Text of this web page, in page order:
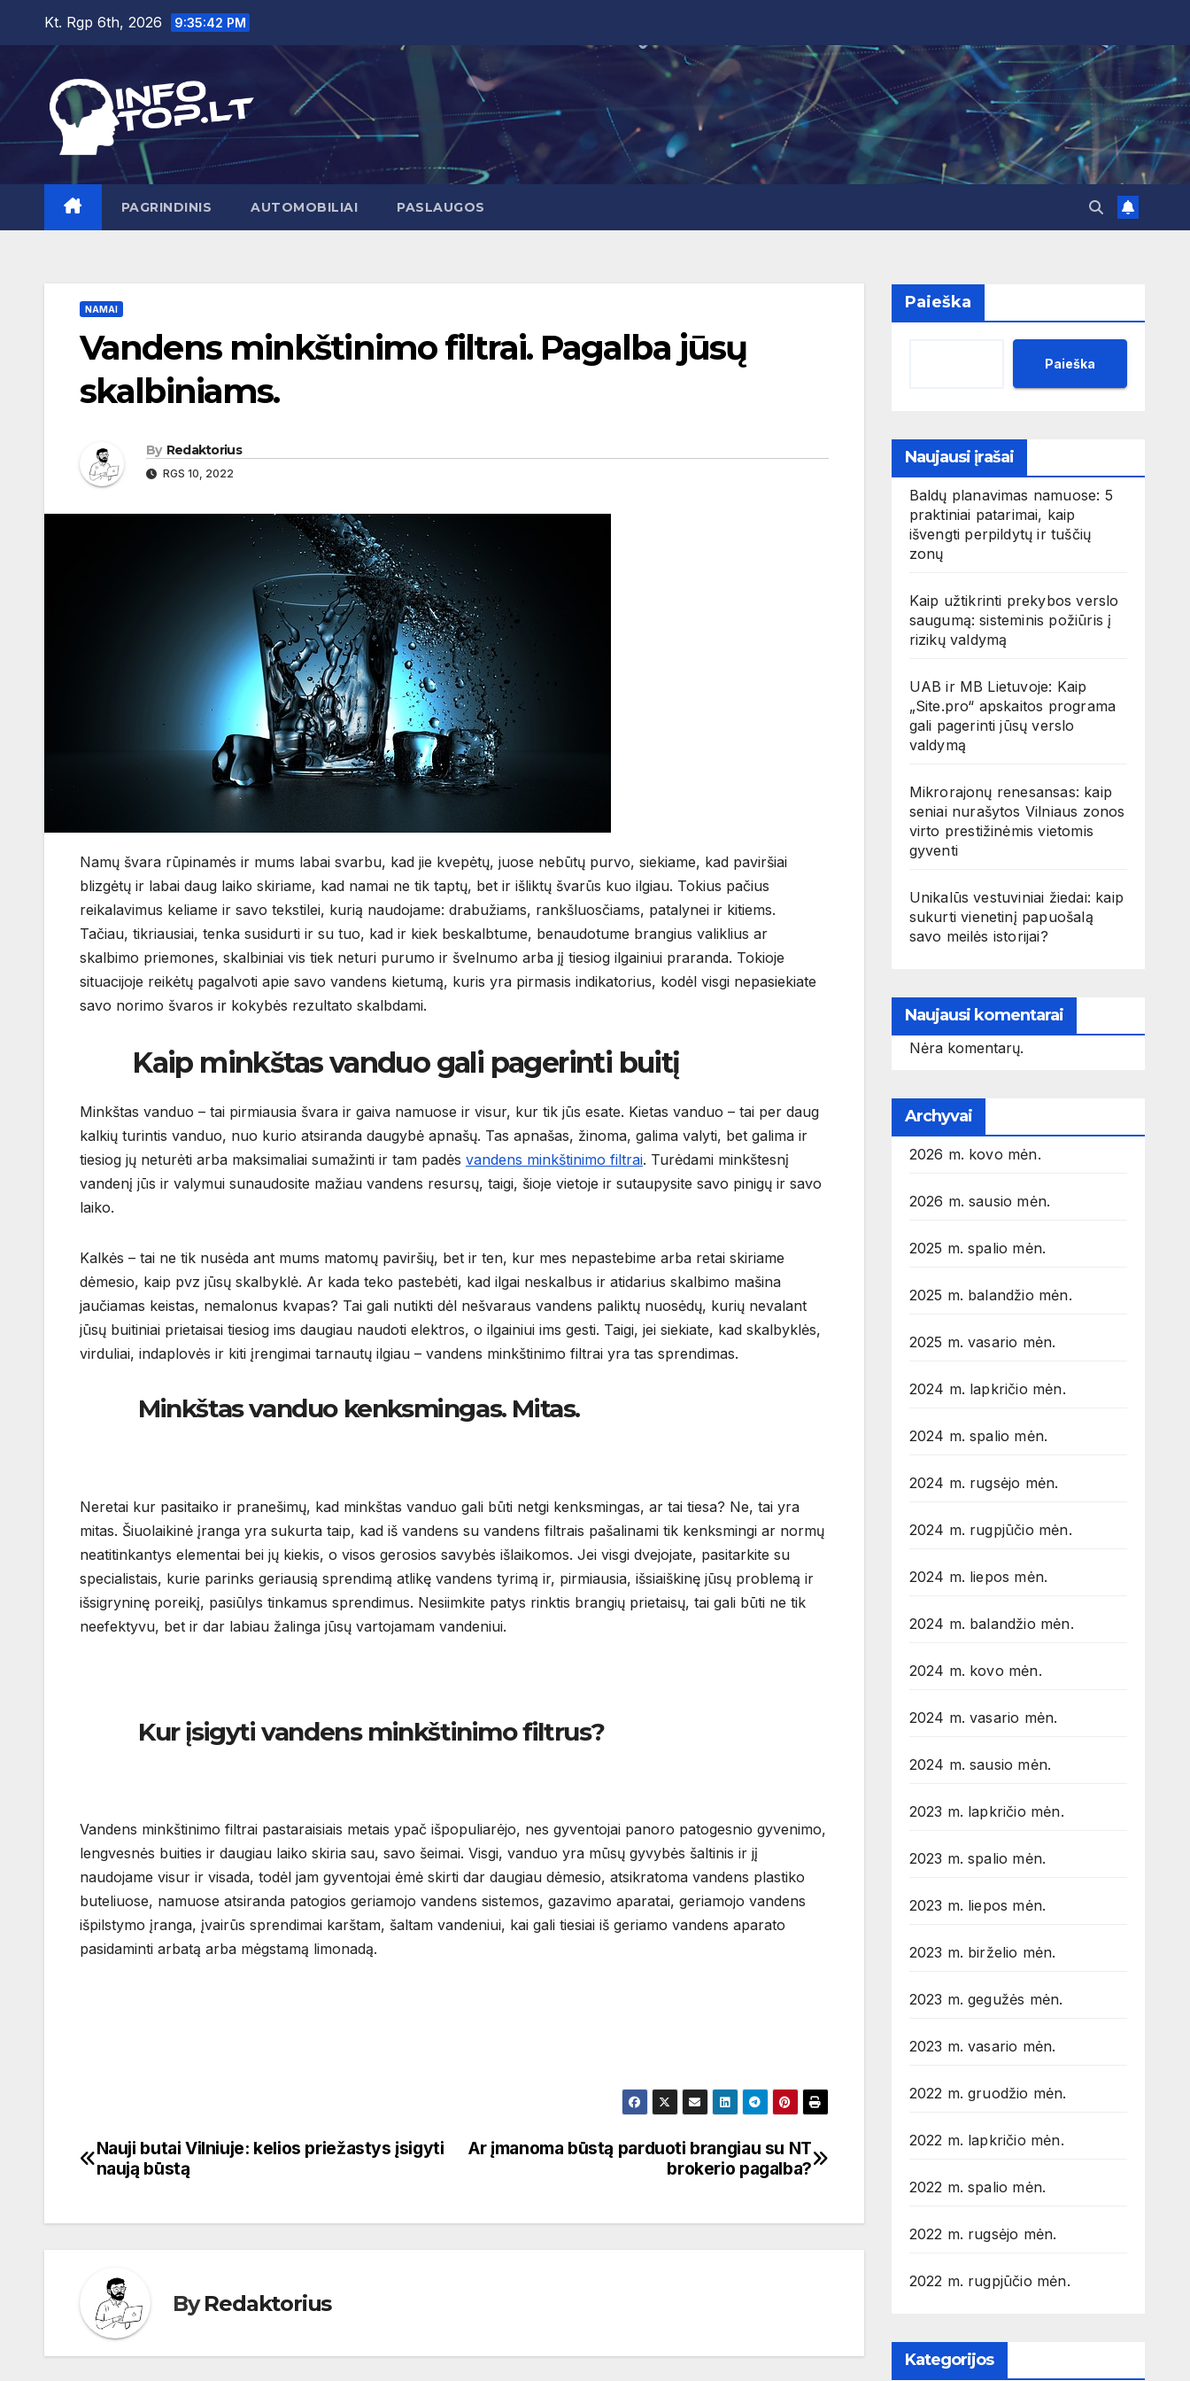
content
Kt. Rgp 6th, 2026 9:35:43 PM
PAGRINDINIS AUTOMOBILIAI PASLAUGOS
NAMAI
Vandens minkštinimo filtrai. Pagalba jūsų
skalbiniams.
By Redaktorius
RGS 10, 2022
Namų švara rūpinamės ir mums labai svarbu, kad jie kvepėtų, juose nebūtų purvo, siekiame, kad paviršiai
blizgėtų ir labai daug laiko skiriame, kad namai ne tik taptų, bet ir išliktų švarūs kuo ilgiau. Tokius pačius
reikalavimus keliame ir savo tekstilei, kurią naudojame: drabužiams, rankšluosčiams, patalynei ir kitiems.
Tačiau, tikriausiai, tenka susidurti ir su tuo, kad ir kiek beskalbtume, benaudotume brangius valiklius ar
skalbimo priemones, skalbiniai vis tiek neturi purumo ir švelnumo arba jį tiesiog ilgainiui praranda. Tokioje
situacijoje reikėtų pagalvoti apie savo vandens kietumą, kuris yra pirmasis indikatorius, kodėl visgi nepasiekiate
savo norimo švaros ir kokybės rezultato skalbdami.
Kaip minkštas vanduo gali pagerinti buitį
Minkštas vanduo – tai pirmiausia švara ir gaiva namuose ir visur, kur tik jūs esate. Kietas vanduo – tai per daug
kalkių turintis vanduo, nuo kurio atsiranda daugybė apnašų. Tas apnašas, žinoma, galima valyti, bet galima ir
tiesiog jų neturėti arba maksimaliai sumažinti ir tam padės vandens minkštinimo filtrai. Turėdami minkštesnį
vandenį jūs ir valymui sunaudosite mažiau vandens resursų, taigi, šioje vietoje ir sutaupysite savo pinigų ir savo
laiko.
Kalkės – tai ne tik nusėda ant mums matomų paviršių, bet ir ten, kur mes nepastebime arba retai skiriame
dėmesio, kaip pvz jūsų skalbyklė. Ar kada teko pastebėti, kad ilgai neskalbus ir atidarius skalbimo mašina
jaučiamas keistas, nemalonus kvapas? Tai gali nutikti dėl nešvaraus vandens paliktų nuosėdų, kurių nevalant
jūsų buitiniai prietaisai tiesiog ims daugiau naudoti elektros, o ilgainiui ims gesti. Taigi, jei siekiate, kad skalbyklės,
virduliai, indaplovės ir kiti įrengimai tarnautų ilgiau – vandens minkštinimo filtrai yra tas sprendimas.
Minkštas vanduo kenksmingas. Mitas.
Neretai kur pasitaiko ir pranešimų, kad minkštas vanduo gali būti netgi kenksmingas, ar tai tiesa? Ne, tai yra
mitas. Šiuolaikinė įranga yra sukurta taip, kad iš vandens su vandens filtrais pašalinami tik kenksmingi ar normų
neatitinkantys elementai bei jų kiekis, o visos gerosios savybės išlaikomos. Jei visgi dvejojate, pasitarkite su
specialistais, kurie parinks geriausią sprendimą atlikę vandens tyrimą ir, pirmiausia, išsiaiškinę jūsų problemą ir
išsigryninę poreikį, pasiūlys tinkamus sprendimus. Nesiimkite patys rinktis brangių prietaisų, tai gali būti ne tik
neefektyvu, bet ir dar labiau žalinga jūsų vartojamam vandeniui.
Kur įsigyti vandens minkštinimo filtrus?
Vandens minkštinimo filtrai pastaraisiais metais ypač išpopuliarėjo, nes gyventojai panoro patogesnio gyvenimo,
lengvesnės buities ir daugiau laiko skiria sau, savo šeimai. Visgi, vanduo yra mūsų gyvybės šaltinis ir jį
naudojame visur ir visada, todėl jam gyventojai ėmė skirti dar daugiau dėmesio, atsikratoma vandens plastiko
buteliuose, namuose atsiranda patogios geriamojo vandens sistemos, gazavimo aparatai, geriamojo vandens
išpilstymo įranga, įvairūs sprendimai karštam, šaltam vandeniui, kai gali tiesiai iš geriamo vandens aparato
pasidaminti arbatą arba mėgstamą limonadą.
Navigacija
įrašų
Ar įmanoma būstą parduoti brangiau su NT
brokerio pagalba?
Nauji butai Vilniuje: kelios priežastys įsigyti
naują būstą
ByRedaktorius
Paieška
Paieška
Naujausi įrašai
Baldų planavimas namuose: 5
praktiniai patarimai, kaip
išvengti perpildytų ir tuščių
zonų
Kaip užtikrinti prekybos verslo
saugumą: sisteminis požiūris į
rizikų valdymą
UAB ir MB Lietuvoje: Kaip
„Site.pro“ apskaitos programa
gali pagerinti jūsų verslo
valdymą
Mikrorajonų renesansas: kaip
seniai nurašytos Vilniaus zonos
virto prestižinėmis vietomis
gyventi
Unikalūs vestuviniai žiedai: kaip
sukurti vienetinį papuošalą
savo meilės istorijai?
Naujausi komentarai
Nėra komentarų.
Archyvai
2026 m. kovo mėn.
2026 m. sausio mėn.
2025 m. spalio mėn.
2025 m. balandžio mėn.
2025 m. vasario mėn.
2024 m. lapkričio mėn.
2024 m. spalio mėn.
2024 m. rugsėjo mėn.
2024 m. rugpjūčio mėn.
2024 m. liepos mėn.
2024 m. balandžio mėn.
2024 m. kovo mėn.
2024 m. vasario mėn.
2024 m. sausio mėn.
2023 m. lapkričio mėn.
2023 m. spalio mėn.
2023 m. liepos mėn.
2023 m. birželio mėn.
2023 m. gegužės mėn.
2023 m. vasario mėn.
2022 m. gruodžio mėn.
2022 m. lapkričio mėn.
2022 m. spalio mėn.
2022 m. rugsėjo mėn.
2022 m. rugpjūčio mėn.
Kategorijos